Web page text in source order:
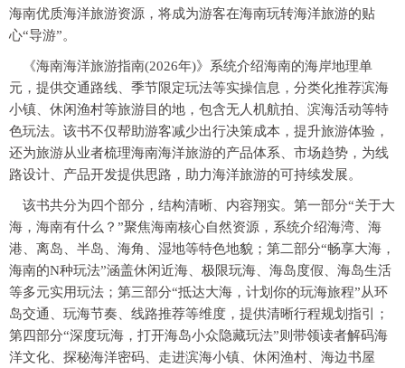
海南优质海洋旅游资源，将成为游客在海南玩转海洋旅游的贴
心“导游”。
《海南海洋旅游指南(2026年)》系统介绍海南的海岸地理单
元，提供交通路线、季节限定玩法等实操信息，分类化推荐滨海
小镇、休闲渔村等旅游目的地，包含无人机航拍、滨海活动等特
色玩法。该书不仅帮助游客减少出行决策成本，提升旅游体验，
还为旅游从业者梳理海南海洋旅游的产品体系、市场趋势，为线
路设计、产品开发提供思路，助力海洋旅游的可持续发展。
该书共分为四个部分，结构清晰、内容翔实。第一部分“关于大
海，海南有什么？”聚焦海南核心自然资源，系统介绍海湾、海
港、离岛、半岛、海角、湿地等特色地貌；第二部分“畅享大海，
海南的N种玩法”涵盖休闲近海、极限玩海、海岛度假、海岛生活
等多元实用玩法；第三部分“抵达大海，计划你的玩海旅程”从环
岛交通、玩海节奏、线路推荐等维度，提供清晰行程规划指引；
第四部分“深度玩海，打开海岛小众隐藏玩法”则带领读者解码海
洋文化、探秘海洋密码、走进滨海小镇、休闲渔村、海边书屋